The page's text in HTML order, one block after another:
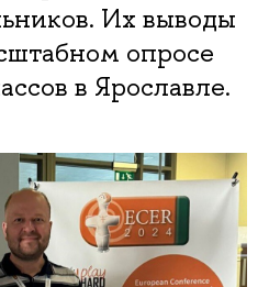
Их выводы
опросе
в Ярославле.